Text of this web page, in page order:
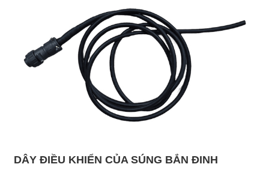
DÂY ĐIỀU KHIỂN CỦA SÚNG BẮN ĐINH